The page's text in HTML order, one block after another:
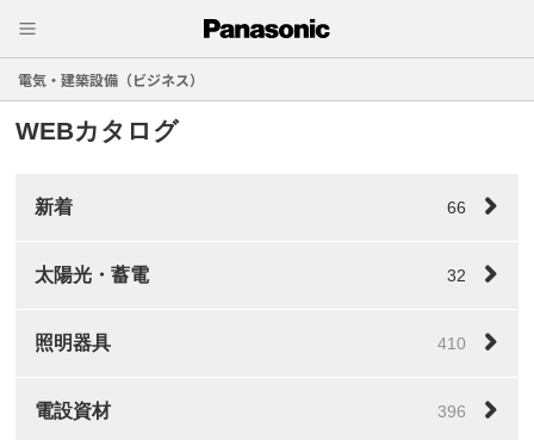
電気・建築設備（ビジネス）
WEBカタログ
新着 66
太陽光・蓄電 32
照明器具 410
電設資材 396